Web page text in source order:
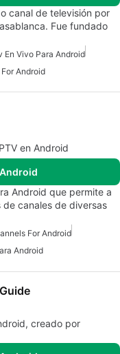
Fue fundado
En Vivo Para Android
Android
en Android
Android que permite a
de canales de diversas
For Android
Android
creado por